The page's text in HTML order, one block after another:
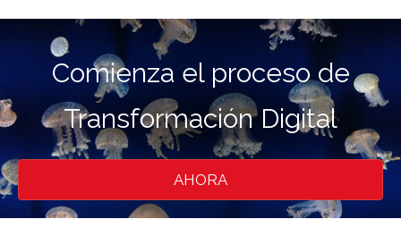
Comienza el proceso de
Transformación Digital
AHORA